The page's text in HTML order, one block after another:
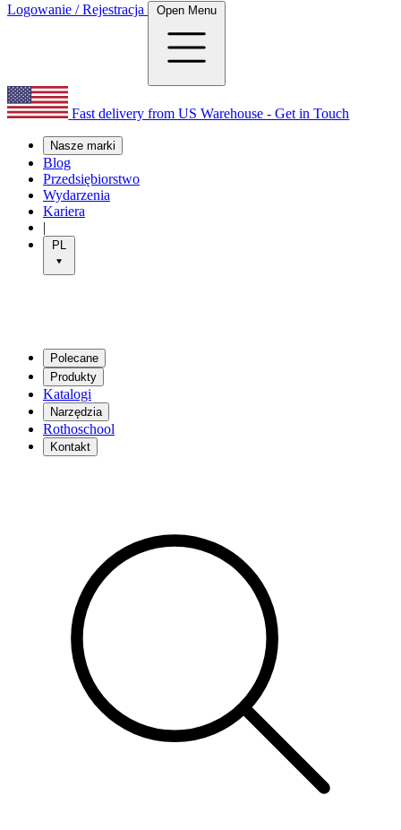
Logowanie / Rejestracja Open Menu
Fast delivery from US Warehouse - Get in Touch
Nasze marki
Blog
Przedsiębiorstwo
Wydarzenia
Kariera
|
PL
Polecane
Produkty
Katalogi
Narzędzia
Rothoschool
Kontakt